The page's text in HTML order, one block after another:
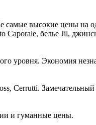
высокие цены на
белье Jil,
уровня. Экономия
Замечательный
и гуманные цены.